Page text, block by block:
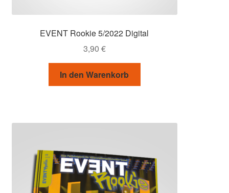
EVENT Rookie 5/2022 Digital
3,90 €
In den Warenkorb